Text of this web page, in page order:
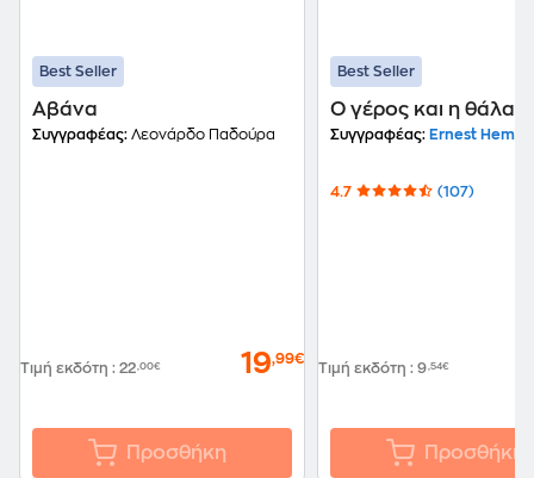
Best Seller
Αβάνα
Συγγραφέας: Λεονάρδο Παδούρα
Τιμή εκδότη : 22,00€ 19,99€
Προσθήκη
Best Seller
Ο γέρος και η
Συγγραφέας: Ernest
4.7 (107)
Τιμή εκδότη : 9,54€
Προσθήκη